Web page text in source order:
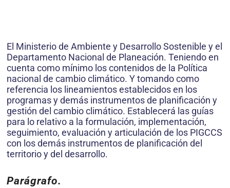
El Ministerio de Ambiente y Desarrollo Sostenible y el
Departamento Nacional de Planeación. Teniendo en
cuenta como mínimo los contenidos de la Política
nacional de cambio climático. Y tomando como
referencia los lineamientos establecidos en los
programas y demás instrumentos de planificación y
gestión del cambio climático. Establecerá las guías
para lo relativo a la formulación, implementación,
seguimiento, evaluación y articulación de los PIGCCS
con los demás instrumentos de planificación del
territorio y del desarrollo.
Parágrafo.